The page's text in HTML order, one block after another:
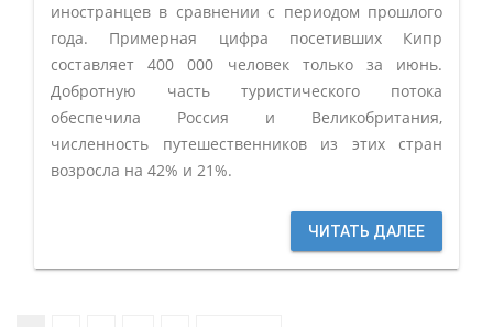
иностранцев в сравнении с периодом прошлого
года. Примерная цифра посетивших Кипр
составляет 400 000 человек только за июнь.
Добротную часть туристического потока
обеспечила Россия и Великобритания,
численность путешественников из этих стран
возросла на 42% и 21%.
ЧИТАТЬ ДАЛЕЕ